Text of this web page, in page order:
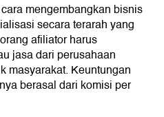
mengembangkan bisnis
secara terarah yang
afiliator harus
jasa dari perusahaan
masyarakat. Keuntungan
berasal dari komisi per